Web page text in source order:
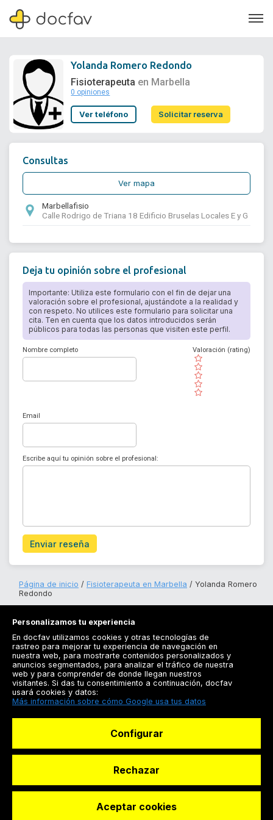
Soporte
Yolanda Romero Redondo
Fisioterapeuta en Marbella
0 opiniones
Ver teléfono Solicitar reserva
Consultas
Ver mapa
Marbellafisio
Calle Rodrigo de Triana 18 Edificio Bruselas Locales E y G
Deja tu opinión sobre el profesional
Importante: Utiliza este formulario con el fin de dejar una
valoración sobre el profesional, ajustándote a la realidad y
con respeto. No utilices este formulario para solicitar una
cita. Ten en cuenta que los datos introducidos serán
públicos para todas las personas que visiten este perfil.
Nombre completo
( )
( )
( )
( )
( )
Valoración (rating)
Email
Escribe aquí tu opinión sobre el profesional:
Enviar reseña
Página de inicio Fisioterapeuta en Marbella
Yolanda Romero
Redondo
Registrarse
Docfav
© Dashboard Technologies S.L
Personalizamos tu experiencia
En docfav utilizamos cookies y otras tecnologías de
rastreo para mejorar tu experiencia de navegación en
nuestra web, para mostrarte contenidos personalizados y
anuncios segmentados, para analizar el tráfico de nuestra
web y para comprender de donde llegan nuestros
visitantes. Si das tu consentimiento a continuación, docfav
usará cookies y datos:
Más información sobre cómo Google usa tus datos
Configurar
Rechazar
Aceptar cookies